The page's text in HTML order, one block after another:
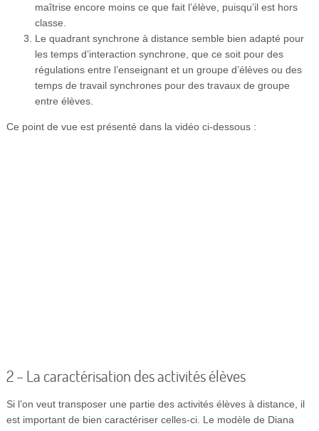
maîtrise encore moins ce que fait l’élève, puisqu’il est hors
classe.
Le quadrant synchrone à distance semble bien adapté pour
les temps d’interaction synchrone, que ce soit pour des
régulations entre l’enseignant et un groupe d’élèves ou des
temps de travail synchrones pour des travaux de groupe
entre élèves.
Ce point de vue est présenté dans la vidéo ci-dessous :
2 – La caractérisation des activités élèves
Si l’on veut transposer une partie des activités élèves à distance, il
est important de bien caractériser celles-ci. Le modèle de Diana